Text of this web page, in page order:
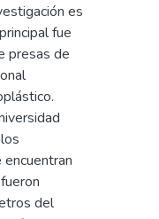
es
fue
presas de
del